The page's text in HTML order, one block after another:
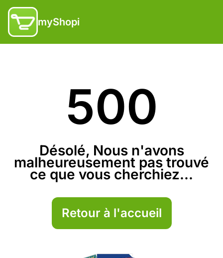
myShopi
500
Désolé, Nous n'avons
malheureusement pas trouvé
ce que vous cherchiez...
Retour à l'accueil